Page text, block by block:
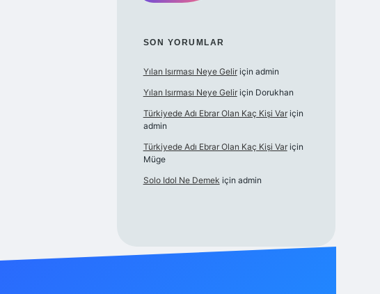
SON YORUMLAR
Yılan Isırması Neye Geliriçin admin
Yılan Isırması Neye Geliriçin Dorukhan
Türkiyede Adı Ebrar Olan Kaç Kişi Variçin
admin
Türkiyede Adı Ebrar Olan Kaç Kişi Variçin
Müge
Solo Idol Ne Demek için admin